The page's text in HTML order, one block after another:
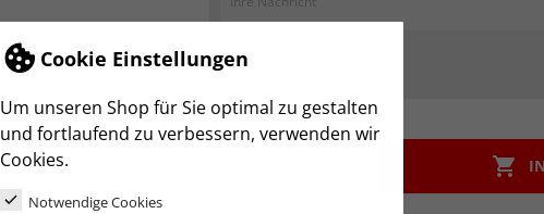
Cookie Einstellungen
Um unseren Shop für Sie optimal zu gestalten
und fortlaufend zu verbessern, verwenden wir
Cookies.
Notwendige Cookies
